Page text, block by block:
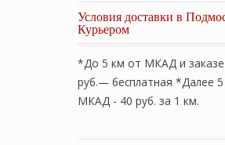
Условия доставки в
Курьером
*До 5 км от МКАД и
руб.— бесплатная *Далее
МКАД - 40 руб. за 1 км.